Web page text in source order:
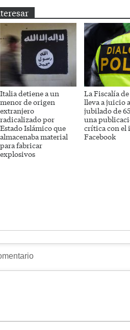
Italia detiene a un
menor de origen
extranjero
radicalizado por
Estado Islámico que
almacenaba material
para fabricar
explosivos
La Fiscalía
lleva a juicio
jubilado de
una
crítica con el
Facebook